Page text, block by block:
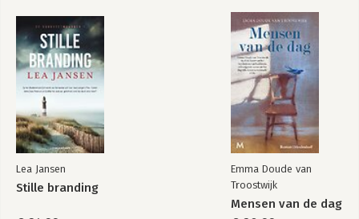
Lea Jansen
Stille branding
Emma Doude van
Troostwijk
Mensen van de dag